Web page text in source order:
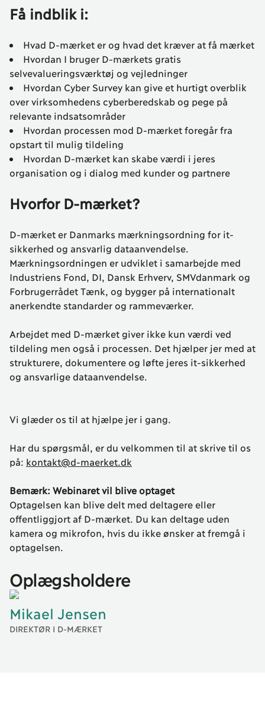
Få indblik i:
Hvad D-mærket er og hvad det kræver at få mærket
Hvordan I bruger D-mærkets gratis
selvevalueringsværktøj og vejledninger
Hvordan Cyber Survey kan give et hurtigt overblik
over virksomhedens cyberberedskab og pege på
relevante indsatsområder
Hvordan processen mod D-mærket foregår fra
opstart til mulig tildeling
Hvordan D-mærket kan skabe værdi i jeres
organisation og i dialog med kunder og partnere
Hvorfor D-mærket?
D-mærket er Danmarks mærkningsordning for it-
sikkerhed og ansvarlig dataanvendelse.
Mærkningsordningen er udviklet i samarbejde med
Industriens Fond, DI, Dansk Erhverv, SMVdanmark og
Forbrugerrådet Tænk, og bygger på internationalt
anerkendte standarder og rammeværker.
Arbejdet med D-mærket giver ikke kun værdi ved
tildeling men også i processen. Det hjælper jer med at
strukturere, dokumentere og løfte jeres it-sikkerhed
og ansvarlige dataanvendelse.
Vi glæder os til at hjælpe jer i gang.
Har du spørgsmål, er du velkommen til at skrive til os
på: kontakt@d-maerket.dk
Bemærk: Webinaret vil blive optaget
Optagelsen kan blive delt med deltagere eller
offentliggjort af D-mærket. Du kan deltage uden
kamera og mikrofon, hvis du ikke ønsker at fremgå i
optagelsen.
Oplægsholdere
Mikael Jensen
DIREKTØR I D-MÆRKET